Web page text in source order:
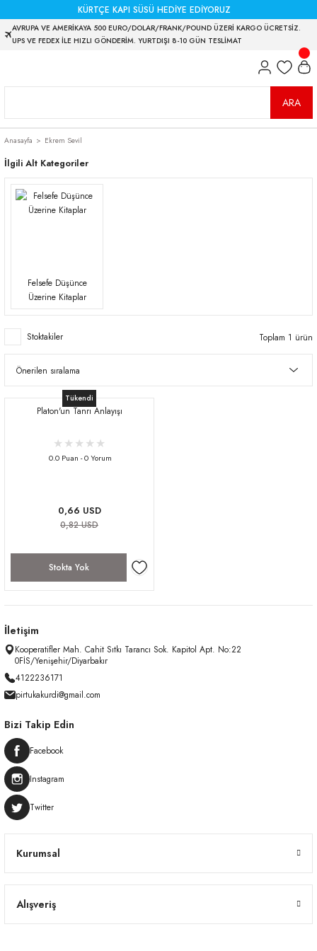
KÜRTÇE KAPI SÜSÜ HEDİYE EDİYORUZ
AVRUPA VE AMERİKAYA 500 EURO/DOLAR/FRANK/POUND ÜZERİ KARGO ÜCRETSİZ.
UPS VE FEDEX İLE HIZLI GÖNDERİM. YURTDIŞI 8-10 GÜN TESLİMAT
ARA
Anasayfa Ekrem Sevil
İlgili Alt Kategoriler
Felsefe Düşünce
Üzerine Kitaplar
Stoktakiler Toplam 1 ürün
Tükendi
Platon'un Tanrı Anlayışı
0.0 Puan - 0 Yorum
0,66 USD
0,82 USD
Stokta Yok
İletişim
Kooperatifler Mah. Cahit Sıtkı Tarancı Sok. Kapitol Apt. No:22
0FİS/Yenişehir/Diyarbakır
4122236171
pirtukakurdi@gmail.com
Kurumsal
Alışveriş
Bizi Takip Edin
Facebook
Instagram
Twitter